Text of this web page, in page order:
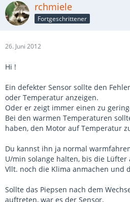
rchmiele
Fortgeschrittener
26. Juni 2012
Hi !
Ein defekter Sensor sollte den
oder Temperatur anzeigen.
Oder er zeigt immer einen zu
Bei den warmen Temperaturen
haben, den Motor auf Temperatur
Du kannst ihn ja normal
U/min solange halten, bis die Lüfter
Vllt. noch die Klima anmachen und
Sollte das Piepsen nach dem
auftreten, war es der Sensor.